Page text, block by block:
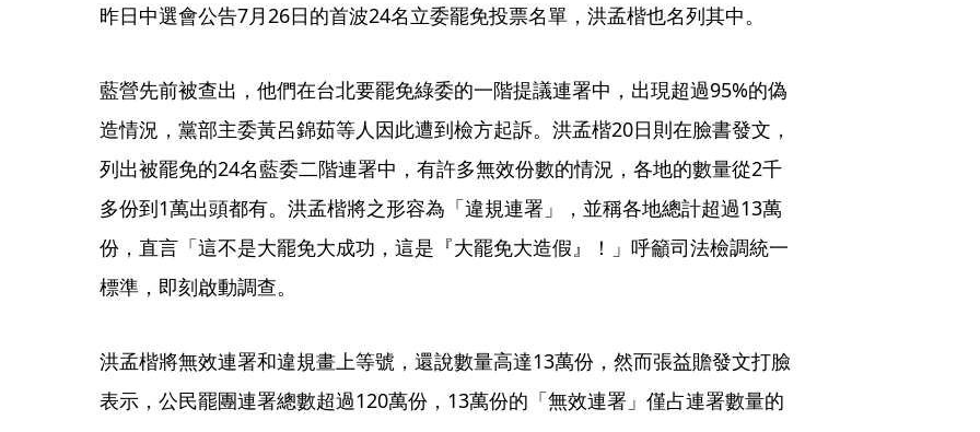
昨日中選會公告7月26日的首波24名立委罷免投票名單，洪孟楷也名列其中。
藍營先前被查出，他們在台北要罷免綠委的一階提議連署中，出現超過95%的偽
造情況，黨部主委黃呂錦茹等人因此遭到檢方起訴。洪孟楷20日則在臉書發文，
列出被罷免的24名藍委二階連署中，有許多無效份數的情況，各地的數量從2千
多份到1萬出頭都有。洪孟楷將之形容為「違規連署」，並稱各地總計超過13萬
份，直言「這不是大罷免大成功，這是『大罷免大造假』！」呼籲司法檢調統一
標準，即刻啟動調查。
洪孟楷將無效連署和違規畫上等號，還說數量高達13萬份，然而張益贍發文打臉
表示，公民罷團連署總數超過120萬份，13萬份的「無效連署」僅占連署數量的